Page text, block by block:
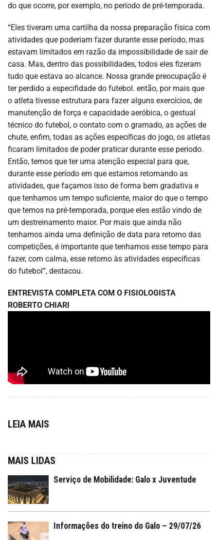
do que ocorre, por exemplo, no período de pré-temporada.
“Eles tiveram uma cartilha da nossa preparação física com
atividades que poderiam fazer durante esse período, mas
estavam limitados em razão da impossibilidade de sair de
casa. Mas, dentro das possibilidades, todos eles fizeram
tudo que estava ao alcance. Nossa grande preocupação é
ter perdido a especifidade do futebol. então, por mais que
o atleta tivesse estrutura para fazer alguns exercícios, de
manutenção de força e capacidade aeróbica, o gestual
técnico do futebol, o contato com o gramado, as ações de
chute, enfim, todas as ações específicas do jogo, os atletas
ficaram limitados de poder praticar durante esse período.
Então, temos que ter uma atenção especial para que,
durante esse período em que estamos retomando as
atividades, que façamos isso de forma bem gradativa e
que tenhamos um tempo suficiente, maior do que o tempo
que temos na pré-temporada, porque eles estão vindo de
um destreinamento maior. Por mais que ainda não
tenhamos ainda uma definição de data para retorno das
competições, é importante que tenhamos esse tempo para
fazer, com calma, esse retorno às atividades específicas
do futebol”, destacou.
ENTREVISTA COMPLETA COM O FISIOLOGISTA
ROBERTO CHIARI
LEIA MAIS
MAIS LIDAS
Serviço de Mobilidade: Galo x Juventude
Informações do treino do Galo – 29/07/26